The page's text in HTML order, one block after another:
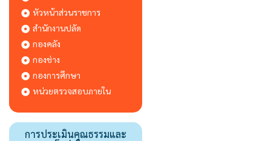
หัวหน้าส่วนราชการ
สำนักงานปลัด
กองคลัง
กองช่าง
กองการศึกษา
หน่วยตรวจสอบภายใน
การประเมินคุณธรรมและ